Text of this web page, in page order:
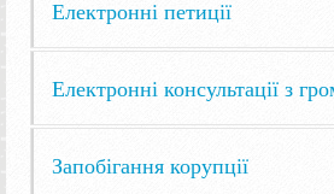
Електронні петиції
Електронні консультації з
Запобігання корупції